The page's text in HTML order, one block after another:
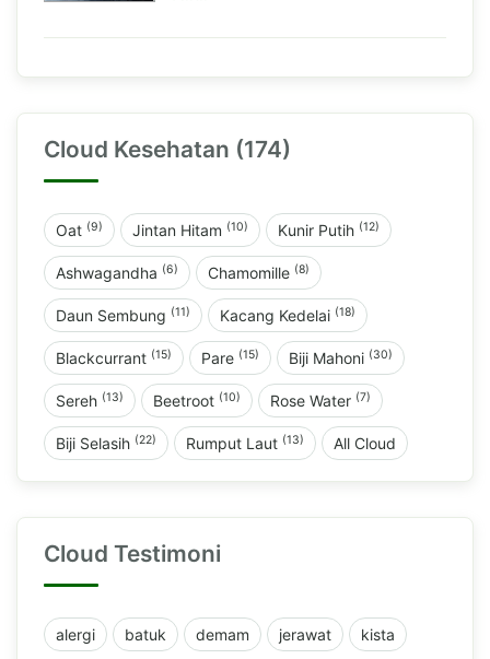
Cloud Kesehatan (174)
Oat (9) Jintan Hitam (10) Kunir Putih (12)
Ashwagandha (6) Chamomille (8)
Daun Sembung (11) Kacang Kedelai (18)
Blackcurrant (15) Pare (15) Biji Mahoni (30)
Sereh (13) Beetroot (10) Rose Water (7)
Biji Selasih (22) Rumput Laut (13) All Cloud
Cloud Testimoni
alergi batuk demam jerawat kista